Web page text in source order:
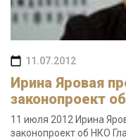
11.07.2012
Ирина Яровая
законопроект
11 июля 2012 Ирина
законопроект об НКО